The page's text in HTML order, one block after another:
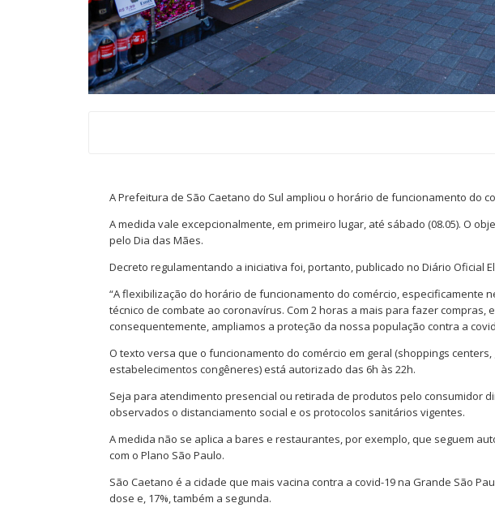
A Prefeitura de São Caetano do Sul ampliou o horário de funcionamento do
A medida vale excepcionalmente, em primeiro lugar, até sábado (08.05). O
pelo Dia das Mães.
Decreto regulamentando a iniciativa foi, portanto, publicado no Diário Oficial
“A flexibilização do horário de funcionamento do comércio, especificamente
técnico de combate ao coronavírus. Com 2 horas a mais para fazer compras,
consequentemente, ampliamos a proteção da nossa população contra a
O texto versa que o funcionamento do comércio em geral (shoppings
estabelecimentos congêneres) está autorizado das 6h às 22h.
Seja para atendimento presencial ou retirada de produtos pelo consumidor
observados o distanciamento social e os protocolos sanitários vigentes.
A medida não se aplica a bares e restaurantes, por exemplo, que seguem
com o Plano São Paulo.
São Caetano é a cidade que mais vacina contra a covid-19 na Grande São
dose e, 17%, também a segunda.